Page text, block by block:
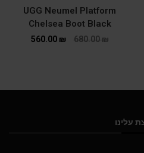
UGG Neumel Platform
Chelsea Boot Black
680.00₪
560.00 ₪
עלינו